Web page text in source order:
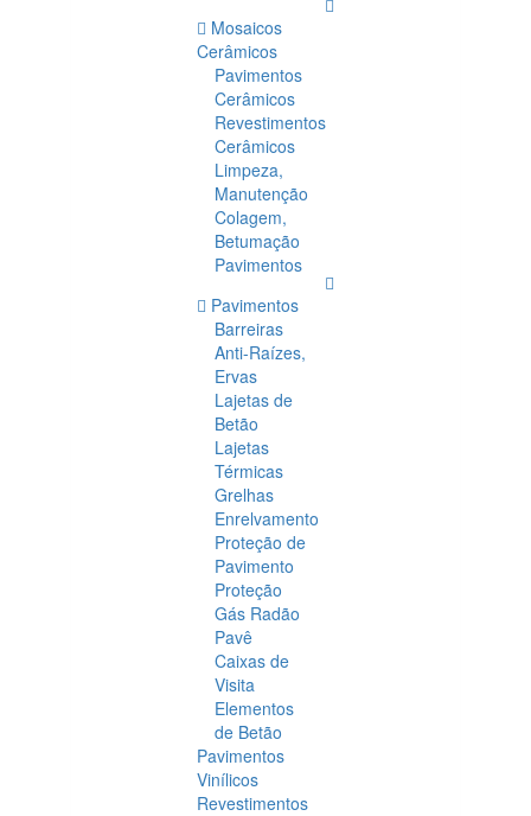
Mosaicos
Cerâmicos
Pavimentos
Cerâmicos
Revestimentos
Cerâmicos
Limpeza,
Manutenção
Colagem,
Betumação
Pavimentos
Pavimentos
Barreiras
Anti-Raízes,
Ervas
Lajetas de
Betão
Lajetas
Térmicas
Grelhas
Enrelvamento
Proteção de
Pavimento
Proteção
Gás Radão
Pavê
Caixas de
Visita
Elementos
de Betão
Pavimentos
Vinílicos
Revestimentos